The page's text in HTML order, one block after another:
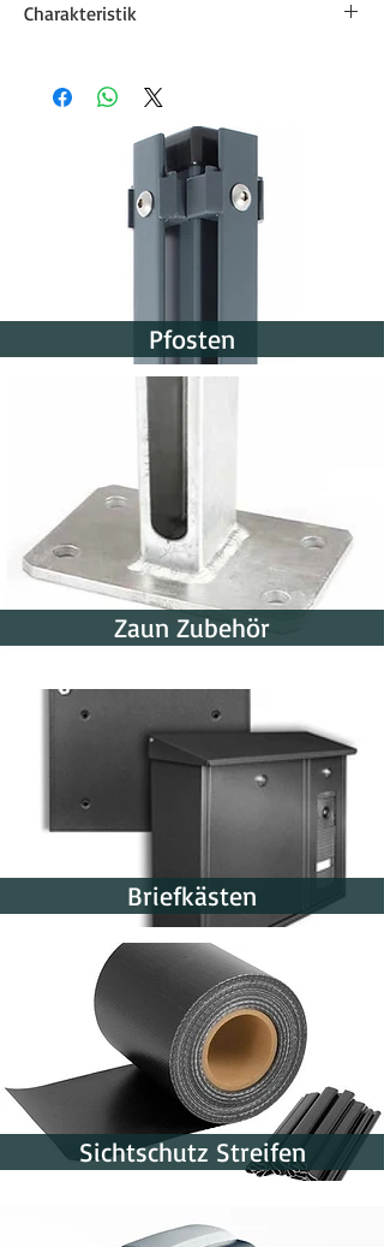
Charakteristik
Schleifmaterial-
Körnungsnummer
30
Beständigkeitsgrad
S
Strukturzahl 7 Mittel
Bindemittelart BF
Pfosten
Zaun Zubehör
Briefkästen
Sichtschutz Streifen